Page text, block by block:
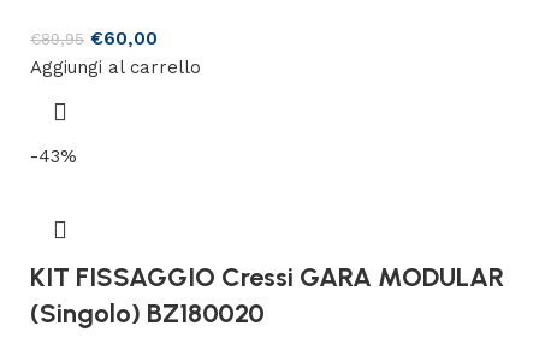
€89,95 €60,00
Aggiungi al carrello
-43%
KIT FISSAGGIO Cressi GARA MODULAR
(Singolo) BZ180020